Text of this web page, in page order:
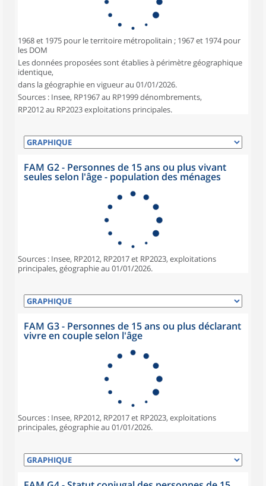
1968 et 1975 pour le territoire métropolitain ; 1967 et 1974 pour
les DOM
Les données proposées sont établies à périmètre géographique
identique,
dans la géographie en vigueur au 01/01/2026.
Sources : Insee, RP1967 au RP1999 dénombrements,
RP2012 au RP2023 exploitations principales.
FAM G2 - Personnes de 15 ans ou plus vivant
seules selon l'âge - population des ménages
Sources : Insee, RP2012, RP2017 et RP2023, exploitations
principales, géographie au 01/01/2026.
FAM G3 - Personnes de 15 ans ou plus déclarant
vivre en couple selon l'âge
Sources : Insee, RP2012, RP2017 et RP2023, exploitations
principales, géographie au 01/01/2026.